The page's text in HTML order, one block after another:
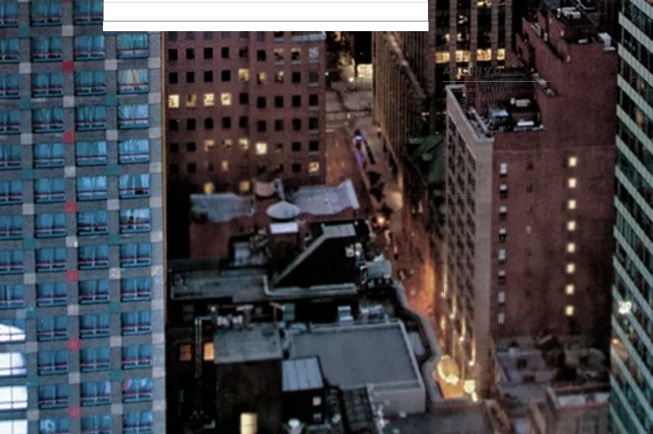
Archivo
octubre de 2019 (1) 1 entrada
junio de 2019 (1)1 entrada
mayo de 2019 (1)1 entrada
marzo de 2019 (1) 1 entrada
febrero de 2019 (1)1 entrada
enero de 2019 (1)
agosto de 2018 (1)1 entrada
julio de 2018 (1) 1 entrada
junio de 2018 (1) 1 entrada
mayo de 2018
(1) 1 entrada
marzo de 2018 (1)1 entrada
febrero de 2018 (1)1 entrada
enero de 2018
(1) 1 entrada
diciembre de 2017 (1) 1 entrada
noviembre de 2017 (1)
octubre de 2017 (1)1 entrada
septiembre de 2017 (1)
agosto de 2017
(1)1 entrada
julio de 2017 (1)
junio de 2017 (2) 2 entradas
mayo de 2017
(1)1 entrada
abril de 2017
(1) 1 entrada
marzo de 2017 (1)1 entrada
enero de 2017 (1) 1 entrada
diciembre de 2016 (1)1 entrada
septiembre de 2016 (1)1 entrada